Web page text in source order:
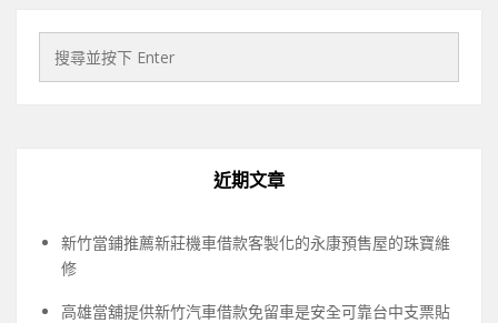
近期文章
新竹當鋪推薦新莊機車借款客製化的永康預售屋的珠寶維
修
高雄當舖提供新竹汽車借款免留車是安全可靠台中支票貼